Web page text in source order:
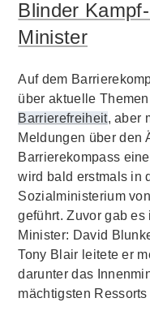
Blinder
Minister
Auf dem
über aktuelle
Barrierefreiheit, aber
Meldungen über den
Barrierekompass
wird bald erstmals in
Sozialministerium
geführt. Zuvor gab
Minister: David
Tony Blair leitete er
darunter das
mächtigsten